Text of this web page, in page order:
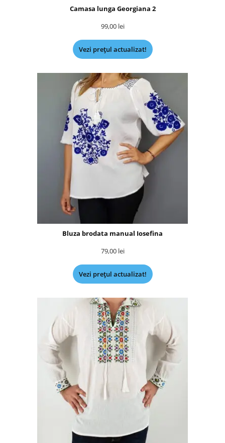
Camasa lunga Georgiana 2
99,00 lei
Vezi prețul actualizat!
Bluza brodata manual Iosefina
79,00 lei
Vezi prețul actualizat!